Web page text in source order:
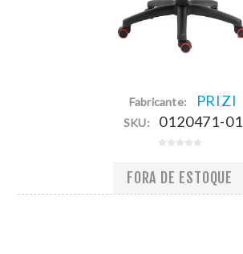
Fabricante: PRIZI
SKU: 0120471-01
FORA DE ESTOQUE